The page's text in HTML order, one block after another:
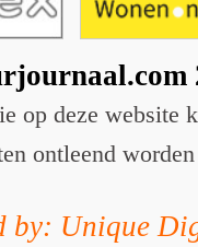
op deze website
ontleend worden
by: Unique